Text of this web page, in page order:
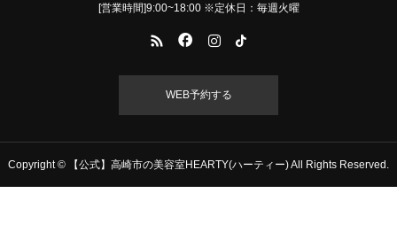
[営業時間]9:00~18:00 ※定休日：毎週火曜
WEB予約する
Copyright © 【公式】高崎市の美容室HEARTY(ハーティー) All Rights Reserved.